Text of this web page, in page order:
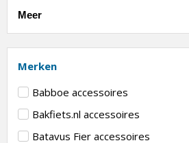
Meer
Merken
Babboe accessoires
Bakfiets.nl accessoires
Batavus Fier accessoires